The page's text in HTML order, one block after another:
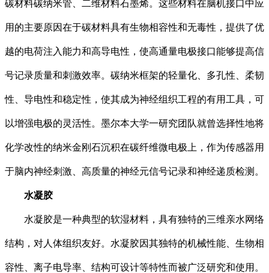
碳材料碳纳米管、二维材料石墨烯。这些材料在脑机接口中应
用的主要原因在于碳材料具有生物相容性和无毒性，提供了优
越的电荷注入能力和高导电性，使高通量电极接口能够提高信
号记录质量和刺激效率。碳纳米框架的轻量化、多孔性、柔韧
性、导电性和稳定性，使其成为神经组织工程的有用工具，可
以增强电极的灵活性。墨尔本大学一研究团队就曾选择性地将
化学改性的纳米金刚石沉积在碳纤维微电极上，作为传感器用
于脑内神经刺激、高质量的神经元信号记录和神经递质检测。
水凝胶
水凝胶是一种典型的软湿材料，具有独特的三维亲水网络
结构，对人体组织友好。水凝胶因其独特的机械性能、生物相
容性、离子电导率、结构可设计等特性而被广泛研究和使用。